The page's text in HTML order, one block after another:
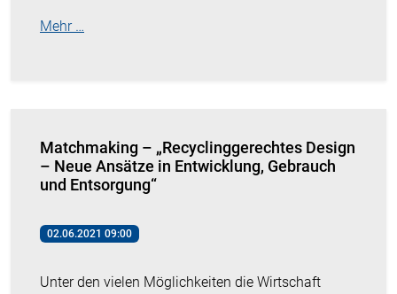
Mehr …
Matchmaking – „Recyclinggerechtes Design
– Neue Ansätze in Entwicklung, Gebrauch
und Entsorgung“
02.06.2021 09:00
Unter den vielen Möglichkeiten die Wirtschaft